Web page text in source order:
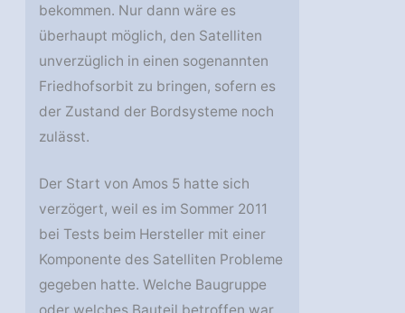
bekommen. Nur dann wäre es
überhaupt möglich, den Satelliten
unverzüglich in einen sogenannten
Friedhofsorbit zu bringen, sofern es
der Zustand der Bordsysteme noch
zulässt.
Der Start von Amos 5 hatte sich
verzögert, weil es im Sommer 2011
bei Tests beim Hersteller mit einer
Komponente des Satelliten Probleme
gegeben hatte. Welche Baugruppe